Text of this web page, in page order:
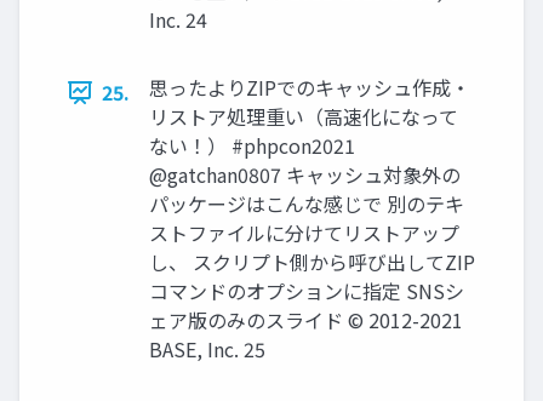
Inc. 24
25.
思ったよりZIPでのキャッシュ作成・
リストア処理重い（高速化になって
ない！） #phpcon2021
@gatchan0807 キャッシュ対象外の
パッケージはこんな感じで 別のテキ
ストファイルに分けてリストアップ
し、 スクリプト側から呼び出してZIP
コマンドのオプションに指定 SNSシ
ェア版のみのスライド © 2012-2021
BASE, Inc. 25